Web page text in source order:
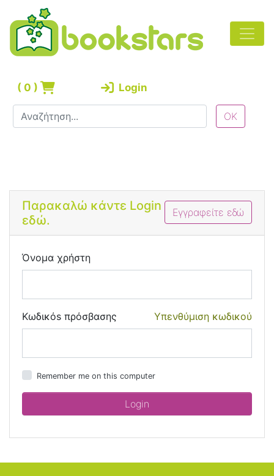
( 0 ) Login
Εγγραφείτε εδώ
Παρακαλώ κάντε Login
εδώ.
Όνομα χρήστη
Υπενθύμιση κωδικού
Κωδικόs πρόσβασης
Remember me on this computer